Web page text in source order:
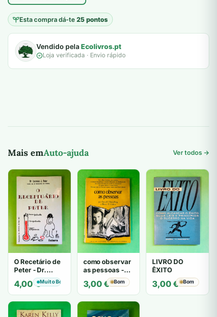
Esta compra dá-te25 pontos
Vendido pelaEcolivros.pt
Loja verificada · Envio rápido
Mais emAuto-ajuda Ver todos →
O Recetário de
Peter - Dr.
Laurence J.
Peter
4,00€Muito Bom
como observar
as pessoas -
Gerard I.
Nierenberg e
Henry H. Calero
3,00€ Bom
LIVRO DO
ÊXITO
3,00€ Bom